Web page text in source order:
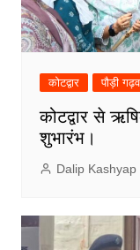
कोटद्वार पौड़ी
कोटद्वार से
शुभारंभ।
Dalip Kashyap